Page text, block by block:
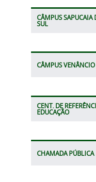
CÂMPUS SAPUCAIA
SUL
CÂMPUS VENÂNCIO
CENT. DE
EDUCAÇÃO
CHAMADA PÚBLICA